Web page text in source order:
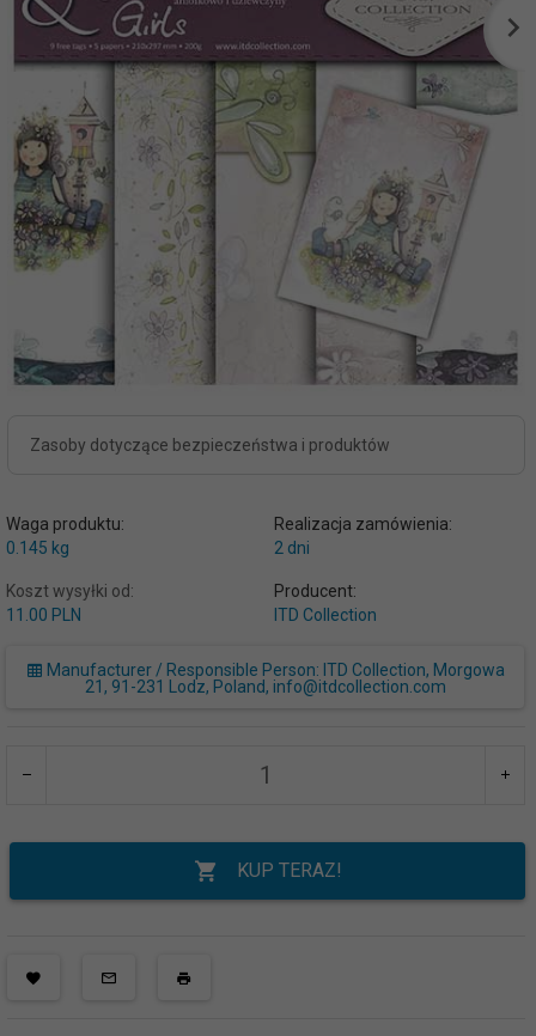
Zasoby dotyczące bezpieczeństwa i produktów
Waga produktu:
0.145 kg
Realizacja zamówienia:
2 dni
Koszt wysyłki od:
11.00 PLN
Producent:
ITD Collection
Manufacturer / Responsible Person: ITD Collection, Morgowa
21, 91-231 Lodz, Poland, info@itdcollection.com
KUP TERAZ!